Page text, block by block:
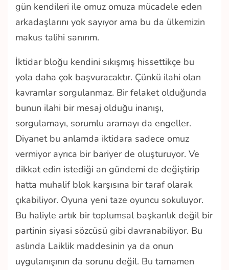
gün kendileri ile omuz omuza mücadele eden
arkadaşlarını yok sayıyor ama bu da ülkemizin
makus talihi sanırım.
İktidar bloğu kendini sıkışmış hissettikçe bu
yola daha çok başvuracaktır. Çünkü ilahi olan
kavramlar sorgulanmaz. Bir felaket olduğunda
bunun ilahi bir mesaj olduğu inanışı,
sorgulamayı, sorumlu aramayı da engeller.
Diyanet bu anlamda iktidara sadece omuz
vermiyor ayrıca bir bariyer de oluşturuyor. Ve
dikkat edin istediği an gündemi de değiştirip
hatta muhalif blok karşısına bir taraf olarak
çıkabiliyor. Oyuna yeni taze oyuncu sokuluyor.
Bu haliyle artık bir toplumsal başkanlık değil bir
partinin siyasi sözcüsü gibi davranabiliyor. Bu
aslında Laiklik maddesinin ya da onun
uygulanışının da sorunu değil. Bu tamamen